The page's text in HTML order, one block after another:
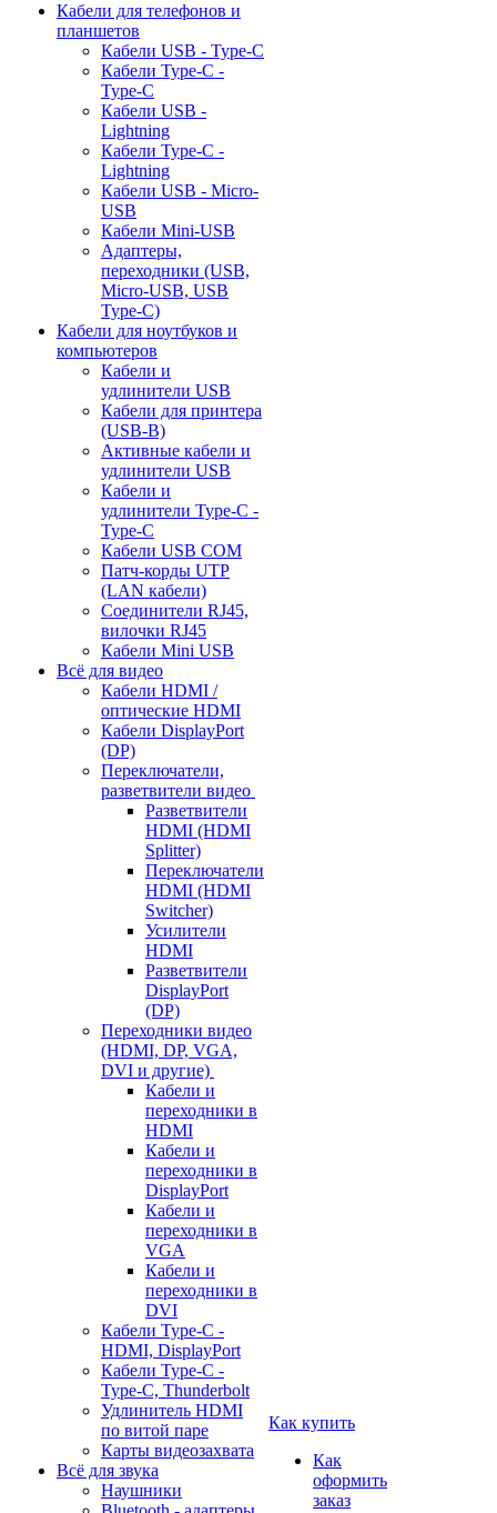
Кабели для телефонов и
планшетов
Кабели USB - Type-C
Кабели Type-C -
Type-C
Кабели USB -
Lightning
Кабели Type-C -
Lightning
Кабели USB - Micro-
USB
Кабели Mini-USB
Адаптеры,
переходники (USB,
Micro-USB, USB
Type-C)
Кабели для ноутбуков и
компьютеров
Кабели и
удлинители USB
Кабели для принтера
(USB-B)
Активные кабели и
удлинители USB
Кабели и
удлинители Type-C -
Type-C
Кабели USB COM
Патч-корды UTP
(LAN кабели)
Соединители RJ45,
вилочки RJ45
Кабели Mini USB
Всё для видео
Кабели HDMI /
оптические HDMI
Кабели DisplayPort
(DP)
Переключатели,
разветвители видео
Разветвители
HDMI (HDMI
Splitter)
Переключатели
HDMI (HDMI
Switcher)
Усилители
HDMI
Разветвители
DisplayPort
(DP)
Переходники видео
(HDMI, DP, VGA,
DVI и другие)
Кабели и
переходники в
HDMI
Кабели и
переходники в
DisplayPort
Кабели и
переходники в
VGA
Кабели и
переходники в
DVI
Кабели Type-C -
HDMI, DisplayPort
Кабели Type-C -
Type-C, Thunderbolt
Удлинитель HDMI
по витой паре
Карты видеозахвата
Всё для звука
Наушники
Как купить
Как
оформить
заказ